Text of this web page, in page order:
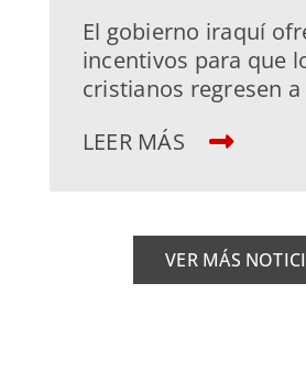
El gobierno iraquí
incentivos para que
cristianos regresen a
LEER MÁS
VER MÁS